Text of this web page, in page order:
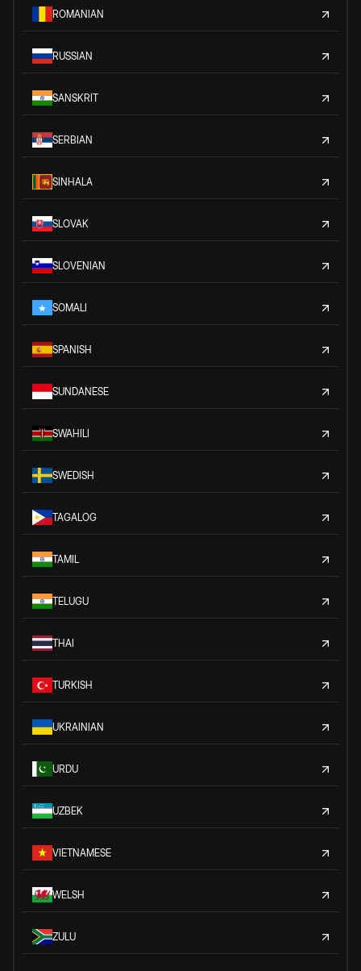
ROMANIAN
RUSSIAN
SANSKRIT
SERBIAN
SINHALA
SLOVAK
SLOVENIAN
SOMALI
SPANISH
SUNDANESE
SWAHILI
SWEDISH
TAGALOG
TAMIL
TELUGU
THAI
TURKISH
UKRAINIAN
URDU
UZBEK
VIETNAMESE
WELSH
ZULU